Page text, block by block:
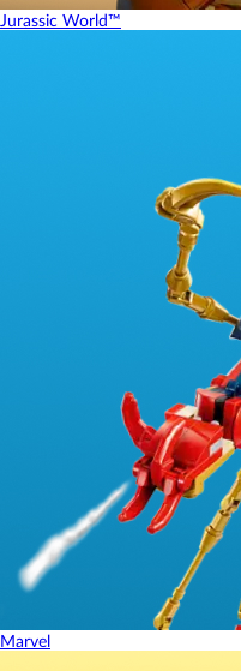
Jurassic World™
Marvel